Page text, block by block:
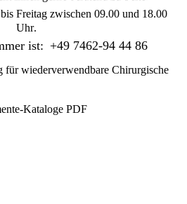
Freitag zwischen 09.00 und 18.00
Uhr.
ist: +49 7462-94 44 86
für wiederverwendbare Chirurgische
Kataloge PDF